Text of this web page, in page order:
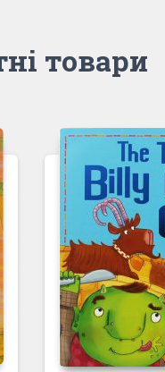
товари